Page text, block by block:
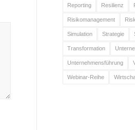
Reporting Resilienz
Risikomanagement Risk
Simulation Strategie
Transformation
Unternehmensführung
Webinar-Reihe